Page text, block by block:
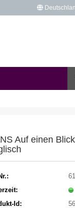
Auf einen
Id: